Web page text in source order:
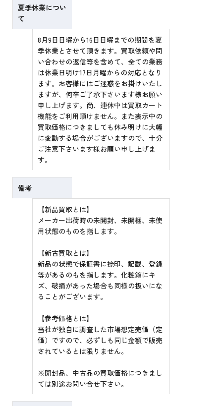
夏季休業につい
て
8月9日日曜から16日日曜までの期間を夏
季休業とさせて頂きます。買取依頼や問
い合わせの返信等を含めて、全ての業務
は休業日明け17日月曜からの対応となり
ます。お客様にはご迷惑をお掛けいたし
ますが、何卒ご了承下さいます様お願い
申し上げます。尚、連休中は買取カート
機能をご利用頂けません。また表示中の
買取価格につきましても休み明けに大幅
に変動する場合がございますので、十分
ご注意下さいます様お願い申し上げま
す。
備考
【新品買取とは】
メーカー出荷時の未開封、未開梱、未使
用状態のものを指します。
【新古買取とは】
新品の状態で保証書に捺印、記載、登録
等があるのもを指します。化粧箱にキ
ズ、破損があった場合も同様の扱いにな
ることがございます。
【参考価格とは】
当社が独自に調査した市場想定売価（定
価）ですので、必ずしも同じ金額で販売
されているとは限りません。
※開封品、中古品の買取価格につきまし
ては別途お問い合せ下さい。